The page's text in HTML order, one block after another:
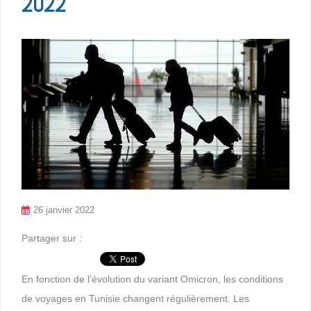
26 janvier 2022
Partager sur :
En fonction de l’évolution du variant Omicron, les conditions
de voyages en Tunisie changent régulièrement. Les